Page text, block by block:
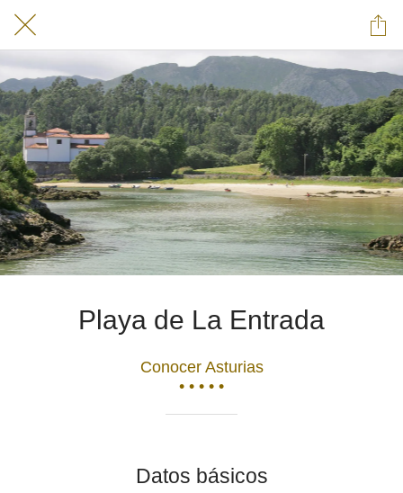
Playa de La Entrada
Conocer Asturias
• • • • •
Datos básicos